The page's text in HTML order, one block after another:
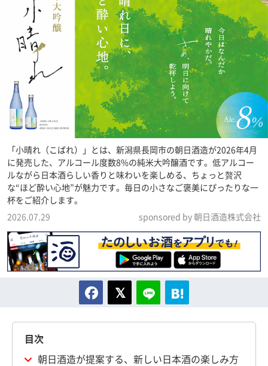
「小晴れ（こばれ）」とは、新潟県長岡市の朝日酒造が2026年4月
に発売した、アルコール度数8%の純米大吟醸酒です。低アルコー
ルながら日本酒らしい香りと味わいを楽しめる、ちょっと贅沢
な“ほど酔い心地”が魅力です。毎日の小さなご褒美にぴったりな一
杯をご紹介します。
2026.07.29
sponsored by 朝日酒造株式会社
目次
朝日酒造が提案する、新しい日本酒の楽しみ方